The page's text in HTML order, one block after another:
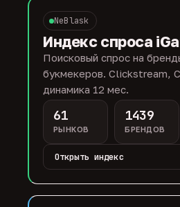
NeBlask
Индекс спроса
Поисковый спрос на
букмекеров. Clickstream,
динамика 12 мес.
61
РЫНКОВ
1439
БРЕНДОВ
Открыть индекс